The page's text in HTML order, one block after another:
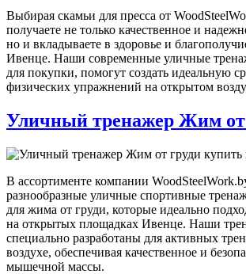
Выбирая скамьи для пресса от
получаете не только качественное и
но и вкладываете в здоровье и
Ивенце. Наши современные уличные
для покупки, помогут создать идеальную
физических упражнений на открытом
Уличный тренажер Жим от
В ассортименте компании
разнообразные уличные спортивные
для жима от груди, которые идеально
на открытых площадках Ивенце. Наши
специально разработаны для активных
воздухе, обеспечивая качественное и
мышечной массы.